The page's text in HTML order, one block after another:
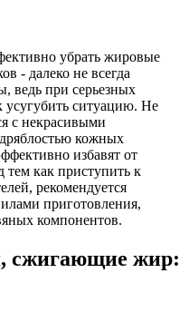
убрать жировые
- далеко не всегда
ведь при серьезных
усугубить ситуацию. Не
с некрасивыми
кожных
избавят от
как приступить к
рекомендуется
приготовления,
компонентов.
сжигающие жир: